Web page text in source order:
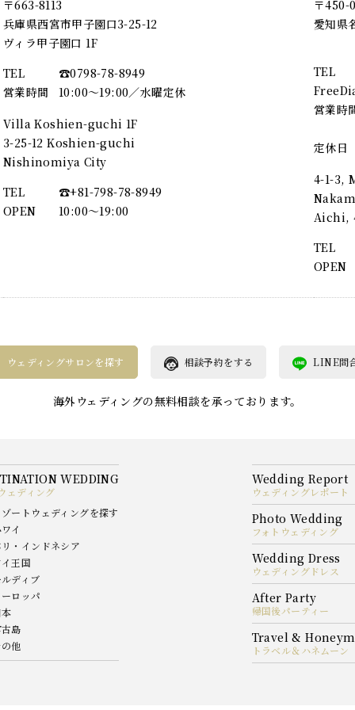
〒663-8113
兵庫県西宮市甲子園口3-25-12
ヴィラ甲子園口 1F
TEL
☎︎0798-78-8949
営業時間
10:00～19:00／水曜定休
Villa Koshien-guchi 1F
3-25-12 Koshien-guchi
Nishinomiya City
TEL
☎︎+81-798-78-8949
OPEN
10:00〜19:00
〒450-
愛知県
TEL
営業時
定休日
4-1-3,
TEL
OPEN
ウェディングサロンを探す 相談予約をする LINE問
海外ウェディングの無料相談を承っております。
ェディング
ートウェディングを探す
イ
・インドネシア
王国
ディブ
ロッパ
島
他
ウェディングレポート
フォトウェディング
ウェディングドレス
帰国後パーティー
トラベル＆ハネムーン